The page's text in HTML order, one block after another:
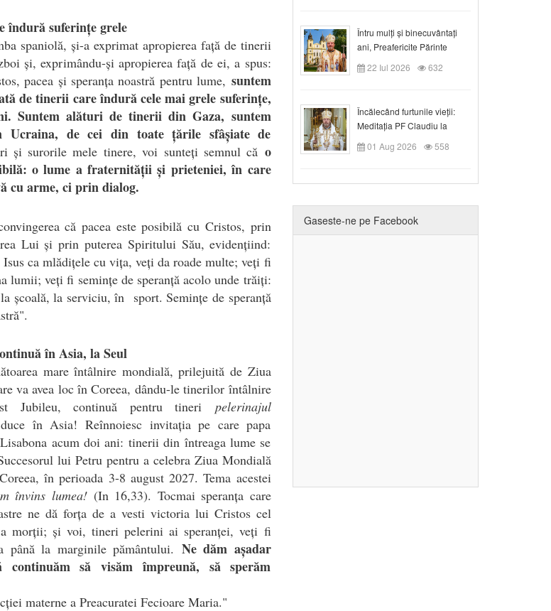
îndură suferințe grele
spaniolă, și-a exprimat apropierea față de tinerii
și, exprimându-și apropierea față de ei, a spus:
pacea și speranța noastră pentru lume, suntem
de tinerii care îndură cele mai grele suferințe,
Suntem alături de tinerii din Gaza, suntem
de cei din toate țările sfâșiate de
și surorile mele tinere, voi sunteți semnul că o
o lume a fraternității și prieteniei, în care
cu arme, ci prin dialog.
că pacea este posibilă cu Cristos, prin
Lui și prin puterea Spiritului Său, evidențiind:
ca mlădițele cu vița, veți da roade multe; veți fi
lumii; veți fi semințe de speranță acolo unde trăiți:
școală, la serviciu, în sport. Semințe de speranță
în Asia, la Seul
mare întâlnire mondială, prilejuită de Ziua
va avea loc în Coreea, dându-le tinerilor întâlnire
Jubileu, continuă pentru tineri pelerinajul
în Asia! Reînnoiesc invitația pe care papa
acum doi ani: tinerii din întreaga lume se
lui Petru pentru a celebra Ziua Mondială
în perioada 3-8 august 2027. Tema acestei
învins lumea!(In 16,33). Tocmai speranța care
ne dă forța de a vesti victoria lui Cristos cel
morții; și voi, tineri pelerini ai speranței, veți fi
până la marginile pământului. Ne dăm așadar
să visăm împreună, să sperăm
materne a Preacuratei Fecioare Maria."
Întru mulți și binecuvântați
ani, Preafericite Părinte
Claudiu!
22 Iul 2026 632
Încălecând furtunile vieții:
Meditația PF Claudiu la
Duminica a IX-a după Rusalii
01 Aug 2026 558
Gaseste-ne pe Facebook